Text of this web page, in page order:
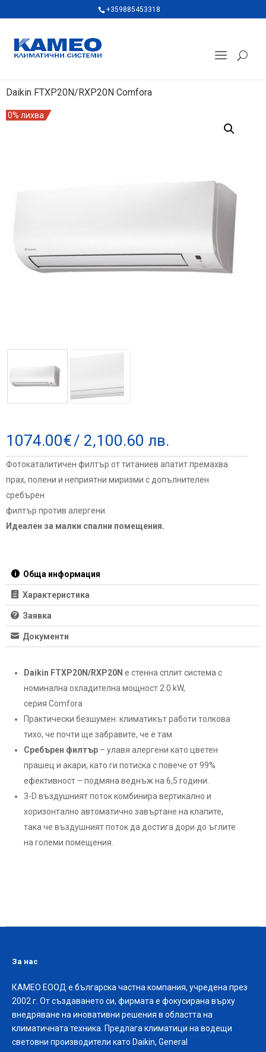
+359885453318
Daikin FTXP20N/RXP20N Comfora
0% лихва
1074.00€/ 2,100.60 лв.
Фотокаталитичен филтър от титаниев апатит премахва
прах, полени и неприятни миризми с допълнителен
сребърен
филтър против алергени.
Идеален за малки спални помещения.
Обща информация
Характеристика
Заявка
Документи
Daikin FTXP20N/RXP20N е стенна сплит система с
номинална охладителна мощност 2.0 kW,
серия Comfora
Практически безшумен: климатикът работи толкова
тихо, че почти ще забравите, че е там.
Сребърен филтър – улавя алергени като цветен
прашец и акари, като ги потиска с повече от 99%
ефективност – подмяна веднъж на 6,5 години.
3-D въздушният поток комбинира вертикално и
хоризонтално автоматично завъртане на клапите,
така че въздушният поток да достига дори до ъглите
на големи помещения.
За нас
КАМЕО ЕООД е българска частна компания, учредена през
2002 г. От създаването си, фирмата е фокусирана върху
внедряване на иновативни решения в областта на
климатичната техника. Предлага климатици на водещи
световни производители като Daikin, General